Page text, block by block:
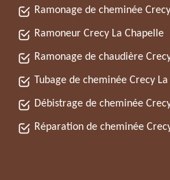
Ramonage de cheminée
Ramoneur Crecy La Chapelle
Ramonage de chaudière
Tubage de cheminée Crecy
Débistrage de cheminée
Réparation de cheminée